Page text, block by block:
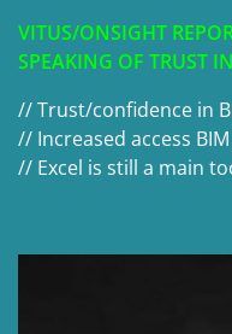
VITUS/ONSIGHT
SPEAKING OF TRUST
// Trust/confidence in
// Increased access
// Excel is still a main